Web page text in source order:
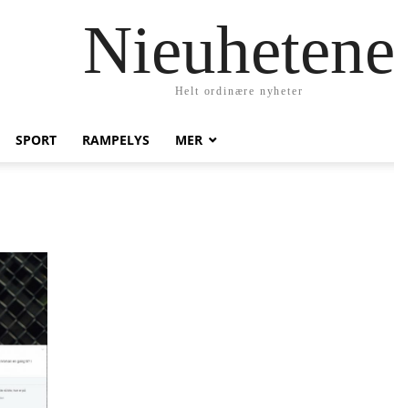
Nieuhetene
Helt ordinære nyheter
SPORT RAMPELYS MER